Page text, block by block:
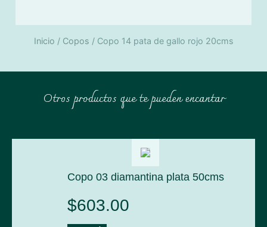
Inicio / Copos / Copo 14 pata de gallo rojo 20cms
Otros productos que te pueden encantar
Copo 03 diamantina plata 50cms
$603.00